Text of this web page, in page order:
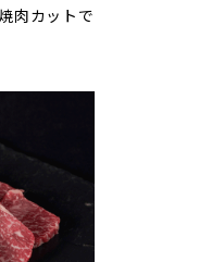
肉カットで